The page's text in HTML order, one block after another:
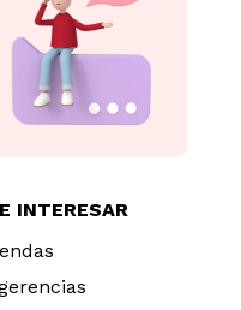
INTERESAR